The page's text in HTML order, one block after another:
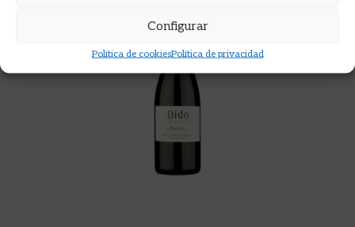
Configurar
Política de cookiesPolítica de privacidad